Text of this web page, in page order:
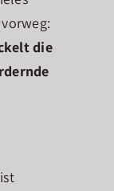
die